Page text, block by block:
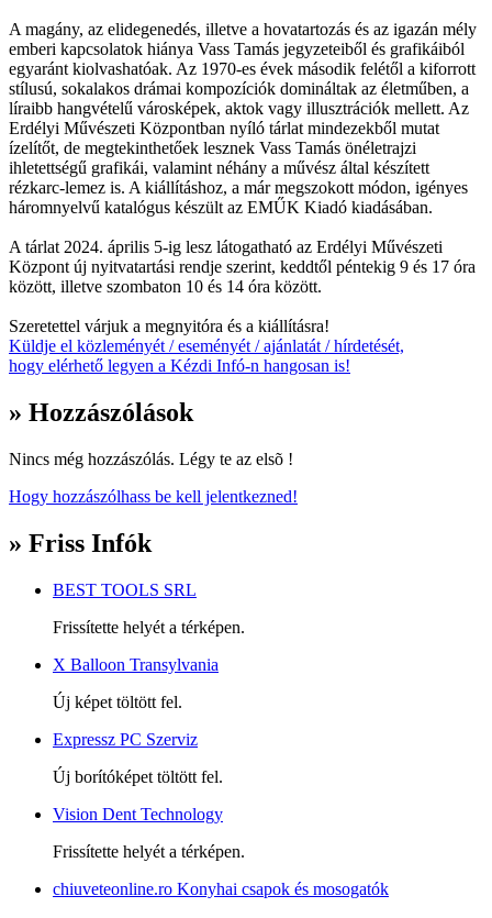
A magány, az elidegenedés, illetve a hovatartozás és az igazán mély
emberi kapcsolatok hiánya Vass Tamás jegyzeteiből és grafikáiból
egyaránt kiolvashatóak. Az 1970-es évek második felétől a kiforrott
stílusú, sokalakos drámai kompozíciók domináltak az életműben, a
líraibb hangvételű városképek, aktok vagy illusztrációk mellett. Az
Erdélyi Művészeti Központban nyíló tárlat mindezekből mutat
ízelítőt, de megtekinthetőek lesznek Vass Tamás önéletrajzi
ihletettségű grafikái, valamint néhány a művész által készített
rézkarc-lemez is. A kiállításhoz, a már megszokott módon, igényes
háromnyelvű katalógus készült az EMŰK Kiadó kiadásában.
A tárlat 2024. április 5-ig lesz látogatható az Erdélyi Művészeti
Központ új nyitvatartási rendje szerint, keddtől péntekig 9 és 17 óra
között, illetve szombaton 10 és 14 óra között.
Szeretettel várjuk a megnyitóra és a kiállításra!
Küldje el közleményét / eseményét / ajánlatát / hírdetését,
hogy elérhető legyen a Kézdi Infó-n hangosan is!
» Hozzászólások
Nincs még hozzászólás. Légy te az elsõ !
Hogy hozzászólhass be kell jelentkezned!
» Friss Infók
BEST TOOLS SRL
Frissítette helyét a térképen.
X Balloon Transylvania
Új képet töltött fel.
Expressz PC Szerviz
Új borítóképet töltött fel.
Vision Dent Technology
Frissítette helyét a térképen.
chiuveteonline.ro Konyhai csapok és mosogatók